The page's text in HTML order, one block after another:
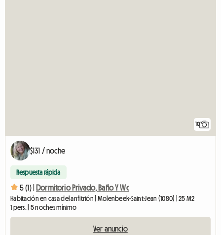
10
$131 / noche
Respuesta rápida
5 (1) | Dormitorio Privado, Baño Y Wc
Habitación en casa del anfitrión | Molenbeek-Saint-Jean (1080) | 25 M2
1 pers. | 5 noches mínimo
Ver anuncio